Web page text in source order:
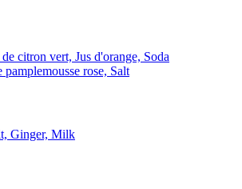
citron vert, Jus d'orange, Soda
pamplemousse rose, Salt
Ginger, Milk